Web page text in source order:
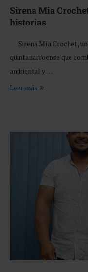
Sirena Mia
historias
Sirena Mía Crochet,
quintanarroense que
ambiental y …
Leer más